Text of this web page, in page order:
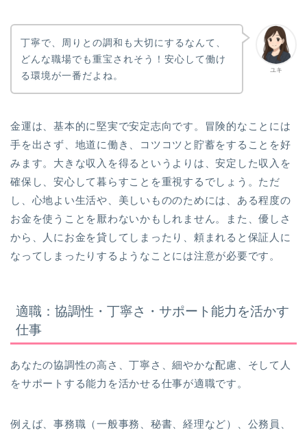
ユキ
丁寧で、周りとの調和も大切にするなんて、
どんな職場でも重宝されそう！安心して働け
る環境が一番だよね。
金運は、基本的に堅実で安定志向です。冒険的なことには
手を出さず、地道に働き、コツコツと貯蓄をすることを好
みます。大きな収入を得るというよりは、安定した収入を
確保し、安心して暮らすことを重視するでしょう。ただ
し、心地よい生活や、美しいもののためには、ある程度の
お金を使うことを厭わないかもしれません。また、優しさ
から、人にお金を貸してしまったり、頼まれると保証人に
なってしまったりするようなことには注意が必要です。
適職：協調性・丁寧さ・サポート能力を活かす
仕事
あなたの協調性の高さ、丁寧さ、細やかな配慮、そして人
をサポートする能力を活かせる仕事が適職です。
例えば、事務職（一般事務、秘書、経理など）、公務員、